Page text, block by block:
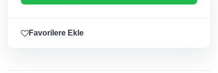
Favorilere Ekle